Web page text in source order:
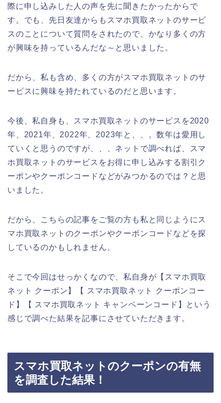
際に申し込みした人の声を先に聞きたかったからで
す。でも、先日友達からもスマホ買取ネットのサービ
スのことについて質問をされたので、かなり多くの方
が興味を持っているんだな～と思いました。
だから、私も含め、多くの方がスマホ買取ネットのサ
ービスに興味を持たれているのだと思います。
今後、私自身も、スマホ買取ネットのサービスを2020
年、2021年、2022年、2023年と、、。数年は愛用し
ていくと思うのですが、、、ネットで調べれば、スマ
ホ買取ネットのサービスをお得に申し込みする割引ク
ーポンやクーポンコードなどがみつかるのでは？と思
いました。
だから、こちらの記事をご覧の方も私と同じようにス
マホ買取ネットのクーポンやクーポンコードなどを探
しているのかもしれません。
そこで今回はせっかくなので、私自身が【スマホ買取
ネット クーポン】【 スマホ買取ネット クーポンコー
ド】【 スマホ買取ネット キャンペーンコード】という
感じで調べた結果を記事にさせていただきます。
スマホ買取ネットのクーポンの有無
を調査した結果！